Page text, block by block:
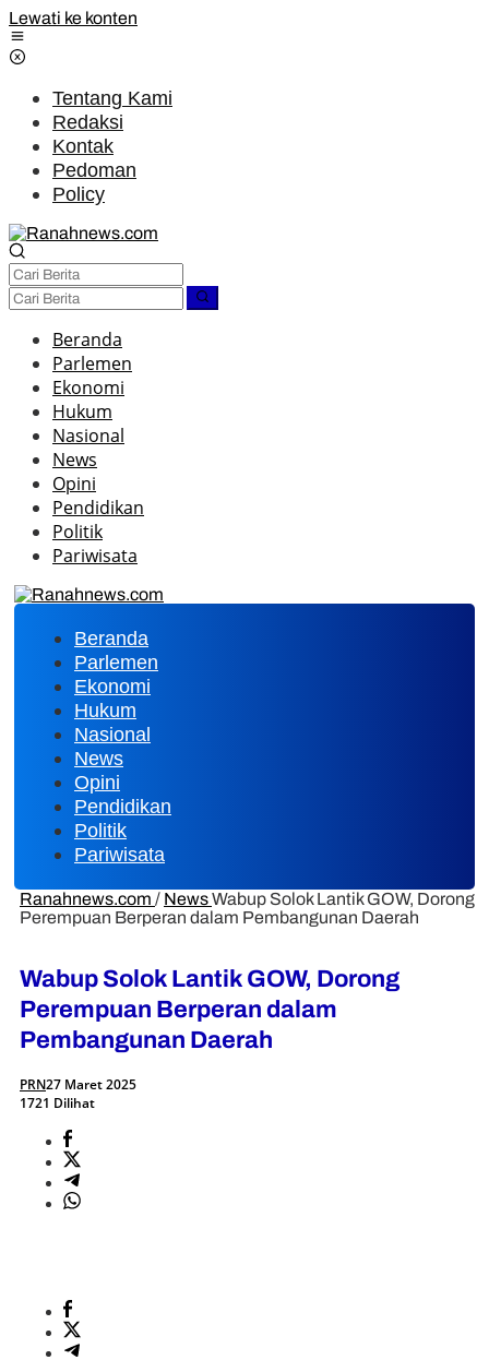
Lewati ke konten
Tentang Kami
Redaksi
Kontak
Pedoman
Policy
Beranda
Parlemen
Ekonomi
Hukum
Nasional
News
Opini
Pendidikan
Politik
Pariwisata
Beranda
Parlemen
Ekonomi
Hukum
Nasional
News
Opini
Pendidikan
Politik
Pariwisata
Ranahnews.com / NewsWabup Solok Lantik GOW, Dorong
Perempuan Berperan dalam Pembangunan Daerah
Wabup Solok Lantik GOW, Dorong
Perempuan Berperan dalam
Pembangunan Daerah
PRN27 Maret 2025
1721 Dilihat